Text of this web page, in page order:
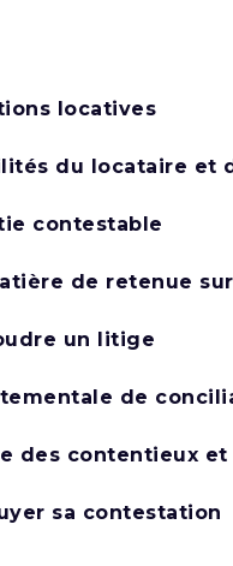
locatives
du locataire et
contestable
de retenue
un litige
de
des contentieux
sa contestation